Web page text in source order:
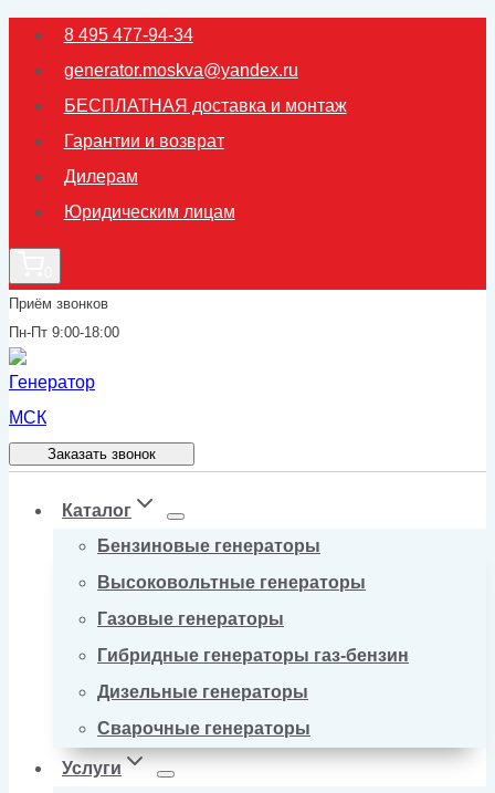
Перейти
содержимому
8 495 477-94-34
generator.moskva@yandex.ru
БЕСПЛАТНАЯ доставка и монтаж
Гарантии и возврат
Дилерам
Юридическим лицам
Приём звонков
Пн-Пт 9:00-18:00
Заказать звонок
Каталог
Бензиновые генераторы
Высоковольтные генераторы
Газовые генераторы
Гибридные генераторы газ-бензин
Дизельные генераторы
Сварочные генераторы
Услуги